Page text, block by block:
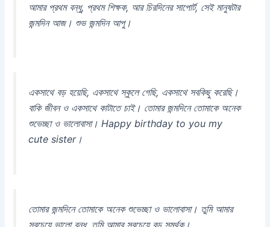
আমার প্রথম বন্ধু, প্রথম শিক্ষক, আর চিরদিনের সাপোর্ট, সেই মানুষটার
জন্মদিন আজ। শুভ জন্মদিন আপু।
একসাথে বড় হয়েছি, একসাথে স্কুলে গেছি, একসাথে সবকিছু করেছি।
বাকি জীবন ও একসাথে কাটাতে চাই। তোমার জন্মদিনে তোমাকে অনেক
শুভেচ্ছা ও ভালোবাসা। Happy birthday to you my
cute sister।
তোমার জন্মদিনে তোমাকে অনেক শুভেচ্ছা ও ভালোবাসা। তুমি আমার